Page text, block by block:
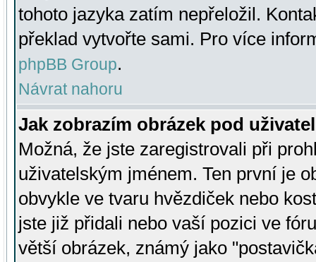
tohoto jazyka zatím nepřeložil.
překlad vytvořte sami. Pro více
phpBB Group.
Návrat nahoru
Jak zobrazím obrázek pod
Možná, že jste zaregistrovali při
uživatelským jménem. Ten první je
obvykle ve tvaru hvězdiček nebo
jste již přidali nebo vaší pozici ve
větší obrázek, známý jako